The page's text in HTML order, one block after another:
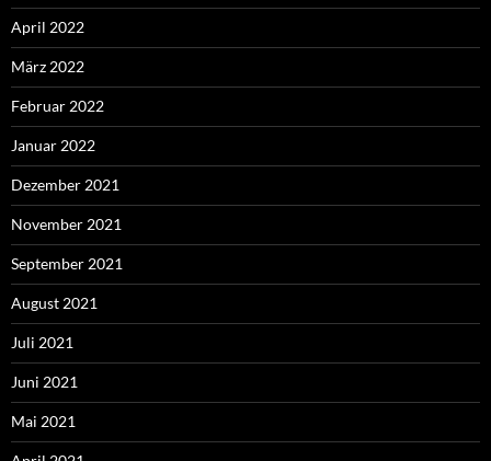
April 2022
März 2022
Februar 2022
Januar 2022
Dezember 2021
November 2021
September 2021
August 2021
Juli 2021
Juni 2021
Mai 2021